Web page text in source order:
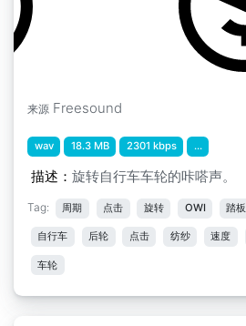
来源 Freesound
wav 18.3 MB 2301 kbps ...
描述： 旋转自行车车轮的咔嗒声。
Tag: 周期 点击 旋转 OWI 踏板
自行车 后轮 点击 纺纱 速度
车轮